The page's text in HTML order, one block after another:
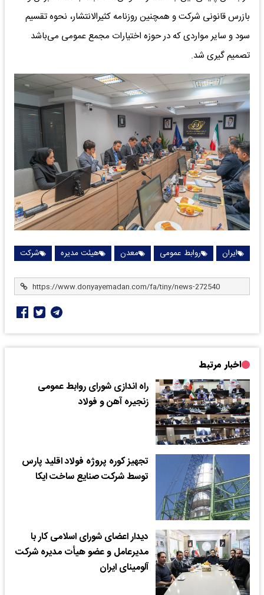
بازرس قانونی شرکت و همچنین روزنامه کثیرالانتشار، نحوه تقسیم
سود و سایر مواردی که در حوزه اختیارات مجمع عمومی می‌باشد
تصمیم گیری شد.
ایران روابط عمومی معدن هیئت مدیره شرکت
اخبار مرتبط
راه اندازی شورای روابط عمومی
زنجیره آهن و فولاد
تجهیز کوره پروژه فولاد اقلید پارس
توسط شرکت صنایع ساخت ایکا
دیدار اعضای شورای اسلامی کار با
مدیرعامل و عضو هیأت مدیره شرکت
آلومینای ایران